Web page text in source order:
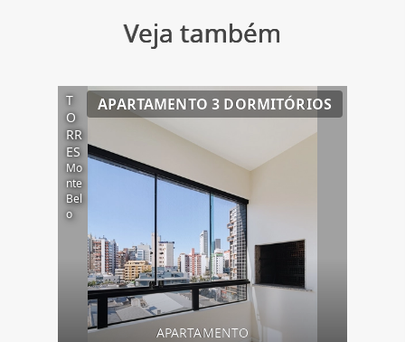
Veja também
T
O
RR
ES
Mo
nte
Bel
o
APARTAMENTO 3 DORMITÓRIOS
APARTAMENTO